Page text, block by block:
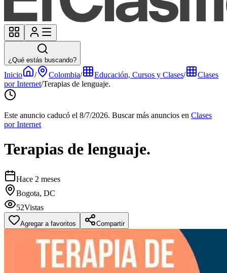
¿Qué estás buscando?
Inicio / Colombia/ Educación, Cursos y Clases/
Clases
por Internet/Terapias de lenguaje.
Este anuncio caducó el 8/7/2026. Buscar más anuncios en Clases
por Internet
Terapias de lenguaje.
Hace 2 meses
Bogota, DC
52Vistas
Agregar a favoritos Compartir